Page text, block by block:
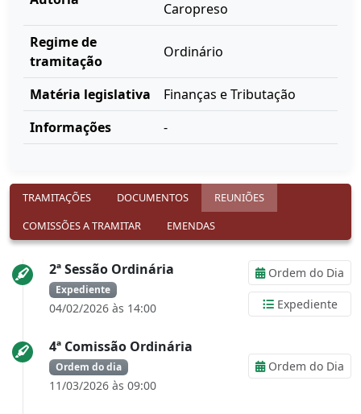
Caropreso
Regime de
tramitação
Ordinário
Matéria legislativa
Finanças e Tributação
Informações
-
TRAMITAÇÕES DOCUMENTOS
REUNIÕES
COMISSÕES A TRAMITAR
EMENDAS
2ª Sessão Ordinária
Expediente
04/02/2026 às 14:00
Ordem do Dia
Expediente
4ª Comissão Ordinária
Ordem do dia
11/03/2026 às 09:00
Ordem do Dia